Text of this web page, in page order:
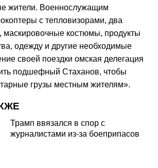
жители. Военнослужащим
с тепловизорами, два
маскировочные костюмы, продукты
одежду и другие необходимые
своей поездки омская делегация
подшефный Стаханов, чтобы
грузы местным жителям».
Трамп ввязался в спор с
журналистами из-за боеприпасов